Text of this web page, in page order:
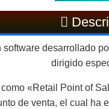
software desarrollado
dirigido
«Retail Point of
de venta, el cual ha